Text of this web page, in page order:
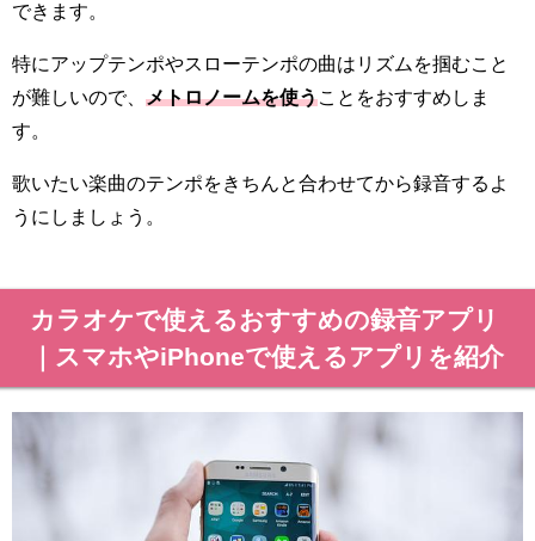
できます。
特にアップテンポやスローテンポの曲はリズムを掴むこと
が難しいので、 メトロノームを使う ことをおすすめしま
す。
歌いたい楽曲のテンポをきちんと合わせてから録音するよ
うにしましょう。
カラオケで使えるおすすめの録音アプリ
｜スマホやiPhoneで使えるアプリを紹介